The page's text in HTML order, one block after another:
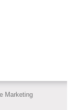
Marketing